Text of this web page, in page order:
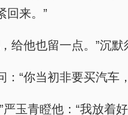
回来。”
他也留一点。”沉默
：“你当初非要买汽车
严玉青瞪他：“我放着